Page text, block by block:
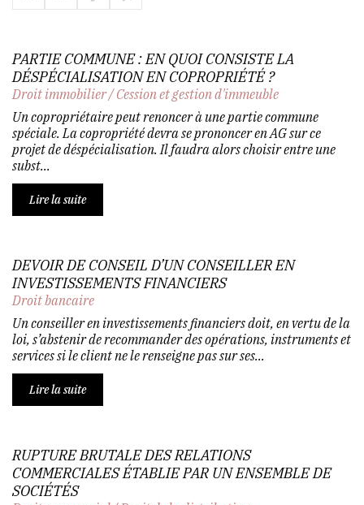
PARTIE COMMUNE : EN QUOI CONSISTE LA
DÉSPÉCIALISATION EN COPROPRIÉTÉ ?
Droit immobilier/Cession et gestion d'immeuble
Un copropriétaire peut renoncer à une partie commune
spéciale. La copropriété devra se prononcer en AG sur ce
projet de déspécialisation. Il faudra alors choisir entre une
subst...
Lire la suite
DEVOIR DE CONSEIL D’UN CONSEILLER EN
INVESTISSEMENTS FINANCIERS
Droit bancaire
Un conseiller en investissements financiers doit, en vertu de la
loi, s’abstenir de recommander des opérations, instruments et
services si le client ne le renseigne pas sur ses...
Lire la suite
RUPTURE BRUTALE DES RELATIONS
COMMERCIALES ÉTABLIE PAR UN ENSEMBLE DE
SOCIÉTÉS